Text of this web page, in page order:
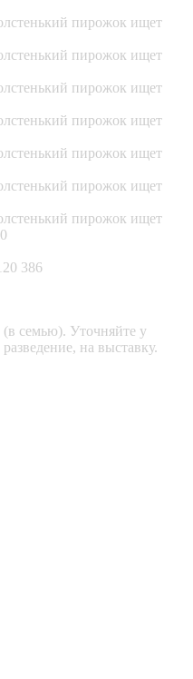
386
семью). Уточняйте у
на выставку.